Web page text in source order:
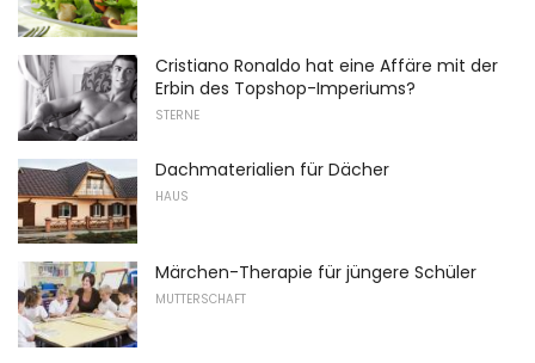
Cristiano Ronaldo hat eine Affäre mit der
Erbin des Topshop-Imperiums?
STERNE
Dachmaterialien für Dächer
HAUS
Märchen-Therapie für jüngere Schüler
MUTTERSCHAFT